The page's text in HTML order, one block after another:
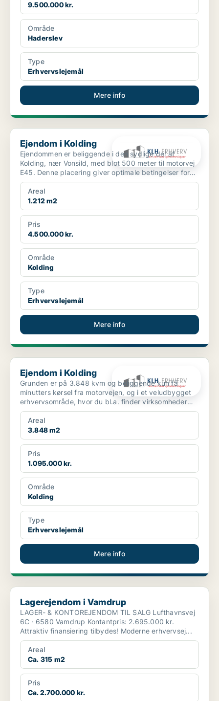
9.500.000 kr.
Område
Haderslev
Type
Erhvervslejemål
Mere info
Ejendom i Kolding
Ejendom i Kolding
Ejendommen er beliggende i den sydlige del af
Kolding, nær Vonsild, med blot 500 meter til motorvej
E45. Denne placering giver optimale betingelser for
både ...
Areal
1.212 m2
Pris
4.500.000 kr.
Område
Kolding
Type
Erhvervslejemål
Mere info
Ejendom i Kolding
Ejendom i Kolding
Grunden er på 3.848 kvm og beliggende kun få
minutters kørsel fra motorvejen, og i et veludbygget
erhvervsområde, hvor du bl.a. finder virksomheder
som David...
Areal
3.848 m2
Pris
1.095.000 kr.
Område
Kolding
Type
Erhvervslejemål
Mere info
Lagerejendom i Vamdrup
Lagerejendom i Vamdrup
LAGER- & KONTOREJENDOM TIL SALG Lufthavnsvej
6C · 6580 Vamdrup Kontantpris: 2.695.000 kr.
Attraktiv finansiering tilbydes! Moderne erhvervsej...
Areal
Ca. 315 m2
Pris
Ca. 2.700.000 kr.